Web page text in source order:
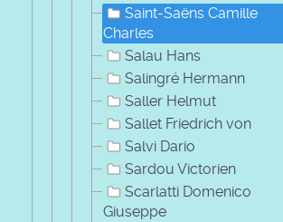
Saint-Saëns Camille
Charles
Salau Hans
Salingré Hermann
Saller Helmut
Sallet Friedrich von
Salvi Dario
Sardou Victorien
Scarlatti Domenico
Giuseppe